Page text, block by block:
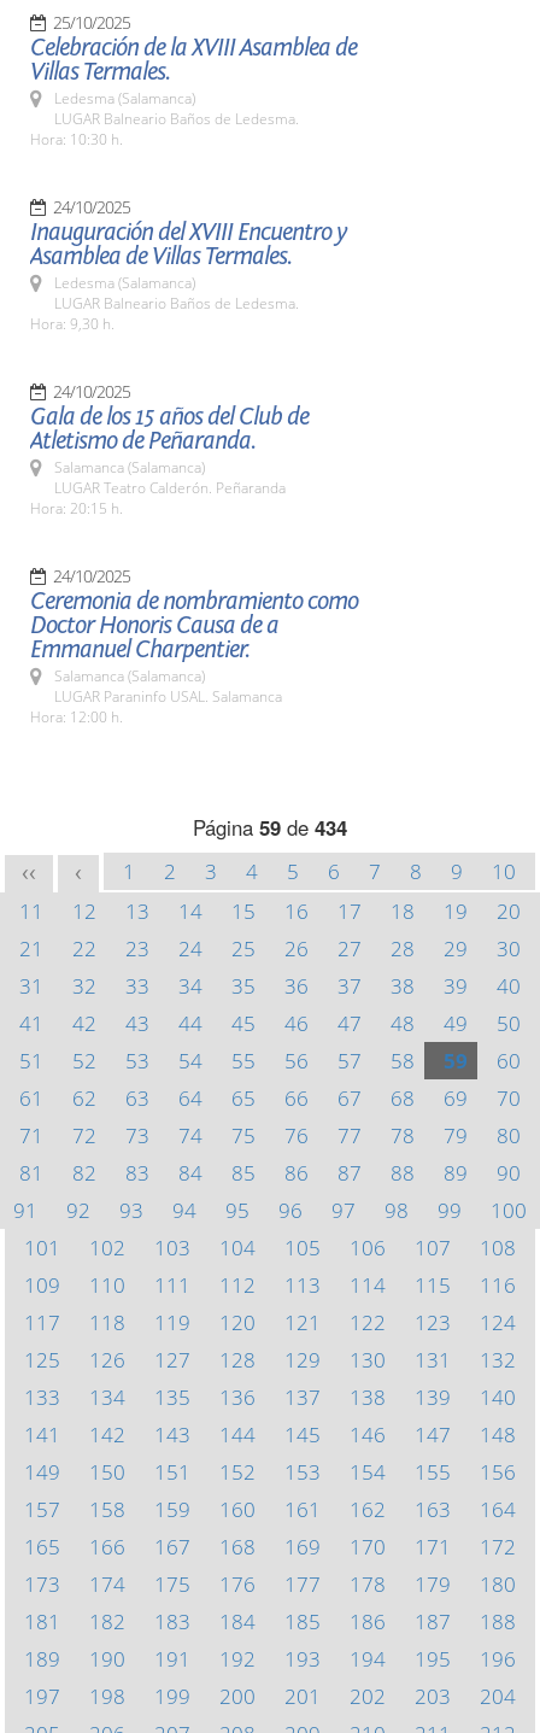
25/10/2025
Celebración de la XVIII Asamblea de
Villas Termales.
Ledesma (Salamanca)
LUGAR Balneario Baños de Ledesma.
Hora: 10:30 h.
24/10/2025
Inauguración del XVIII Encuentro y
Asamblea de Villas Termales.
Ledesma (Salamanca)
LUGAR Balneario Baños de Ledesma.
Hora: 9,30 h.
24/10/2025
Gala de los 15 años del Club de
Atletismo de Peñaranda.
Salamanca (Salamanca)
LUGAR Teatro Calderón. Peñaranda
Hora: 20:15 h.
24/10/2025
Ceremonia de nombramiento como
Doctor Honoris Causa de a
Emmanuel Charpentier.
Salamanca (Salamanca)
LUGAR Paraninfo USAL. Salamanca
Hora: 12:00 h.
Página 59 de 434
<< < 1 2 3 4 5 6 7 8 9
10
11
12 13 14 15 16 17 18 19
20
21
22 23 24 25 26 27 28 29
30
31
32 33 34 35 36 37 38 39
40
41
42 43 44 45 46 47 48 49
50
51
52 53 54 55 56 57 58 59
60
61
62 63 64 65 66 67 68 69
70
71
72 73 74 75 76 77 78 79
80
81
82 83 84 85 86 87 88 89
90
91
92 93 94 95 96 97 98 99
100
101
102 103 104 105 106 107
108
109
110 111 112 113 114 115
116
117
118 119 120 121 122 123
124
125
126 127 128 129 130 131
132
133
134 135 136 137 138 139
140
141
142 143 144 145 146 147
148
149
150 151 152 153 154 155
156
157
158 159 160 161 162 163
164
165
166 167 168 169 170 171
172
173
174 175 176 177 178 179
180
181
182 183 184 185 186 187
188
189
190 191 192 193 194 195
196
197
198 199 200 201 202 203
204